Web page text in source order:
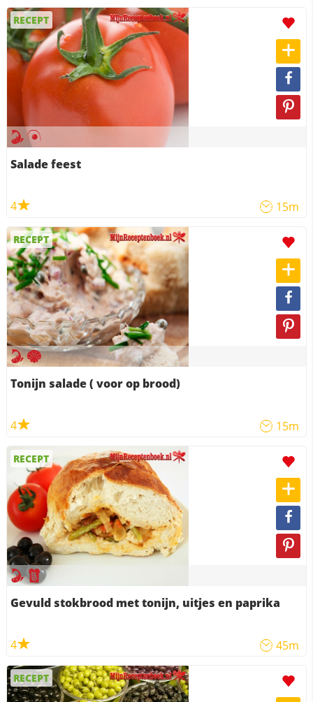
RECEPT
Salade feest
4 15m
RECEPT
Tonijn salade ( voor op brood)
4 15m
RECEPT
Gevuld stokbrood met tonijn, uitjes en paprika
4 45m
RECEPT